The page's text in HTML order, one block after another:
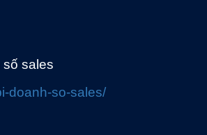
sales
doanh-so-sales/